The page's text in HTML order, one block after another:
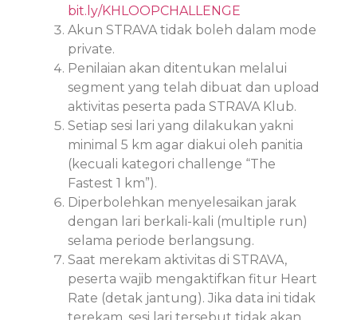
bit.ly/KHLOOPCHALLENGE
Akun STRAVA tidak boleh dalam mode
private.
Penilaian akan ditentukan melalui
segment yang telah dibuat dan upload
aktivitas peserta pada STRAVA Klub.
Setiap sesi lari yang dilakukan yakni
minimal 5 km agar diakui oleh panitia
(kecuali kategori challenge “The
Fastest 1 km”).
Diperbolehkan menyelesaikan jarak
dengan lari berkali-kali (multiple run)
selama periode berlangsung.
Saat merekam aktivitas di STRAVA,
peserta wajib mengaktifkan fitur Heart
Rate (detak jantung). Jika data ini tidak